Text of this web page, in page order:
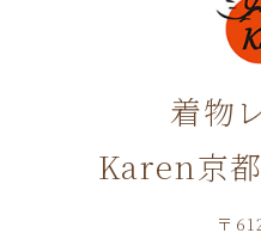
着物
Karen京
〒